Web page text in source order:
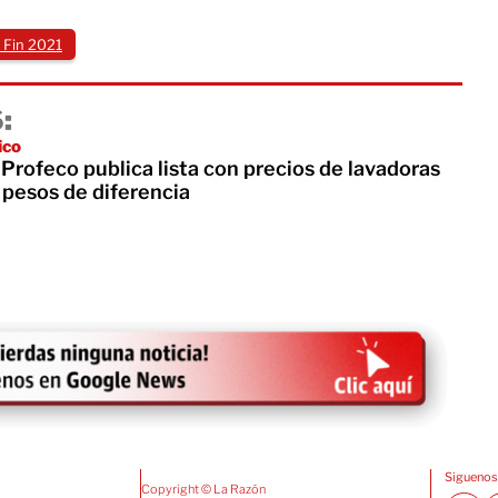
2021
publica lista con precios de lavadoras
de diferencia
Copyright © La Razón